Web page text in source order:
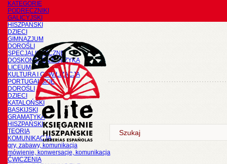
KATEGORIE
PODRĘCZNIKI
GALICYJSKI
HISZPAŃSKI
DZIECI
GIMNAZJUM
DOROŚLI
SPECJALISTYCZNE
DOSKONALENIE JĘZYKA
LICEUM
KULTURA I CYWILIZACJA
PORTUGALSKIE
DOROŚLI
DZIECI
KATALOŃSKI
BASKIJSKI
GRAMATYKA
HISZPAŃSKI
TEORIA
KOMUNIKACJA
gry, zabawy, komunikacja
mówienie, konwersacje, komunikacja
ĆWICZENIA